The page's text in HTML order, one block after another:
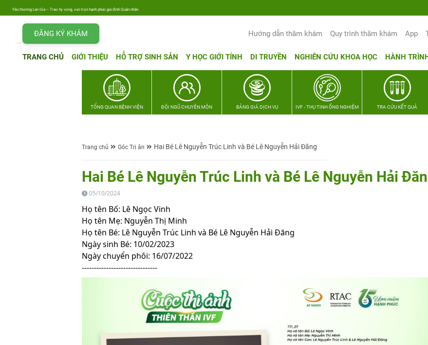
Yêu thương Lan tỏa – Trao hy vọng, vun trọn hạnh phúc gia đình Quân nhân
ĐĂNG KÝ KHÁM Hướng dẫn thăm khám Quy trình thăm khám App
TRANG CHỦ GIỚI THIỆU HỖ TRỢ SINH SẢN Y HỌC GIỚI TÍNH DI TRUYỀN NGHIÊN CỨU KHOA HỌC HÀNH
TỔNG QUAN BỆNH VIỆN ĐỘI NGŨ CHUYÊN MÔN BẢNG GIÁ DỊCH VỤ IVF - THỤ TINH ỐNG NGHIỆM TRA CỨU KẾT QUẢ
Trang chủ Góc Tri ân Hai Bé Lê Nguyễn Trúc Linh và Bé Lê Nguyễn Hải Đăng
Hai Bé Lê Nguyễn Trúc Linh và Bé Lê Nguyễn Hải
05/10/2024
Họ tên Bố: Lê Ngọc Vinh
Họ tên Mẹ: Nguyễn Thị Minh
Họ tên Bé: Lê Nguyễn Trúc Linh và Bé Lê Nguyễn Hải Đăng
Ngày sinh Bé: 10/02/2023
Ngày chuyển phôi: 16/07/2022
-------------------------------